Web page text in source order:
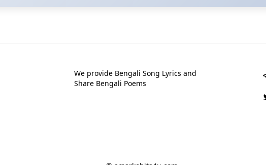
We provide Bengali Song Lyrics and
Share Bengali Poems